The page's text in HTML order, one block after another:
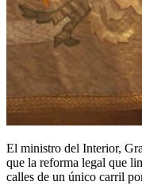
El ministro del Interior,
que la reforma legal que
calles de un único carril